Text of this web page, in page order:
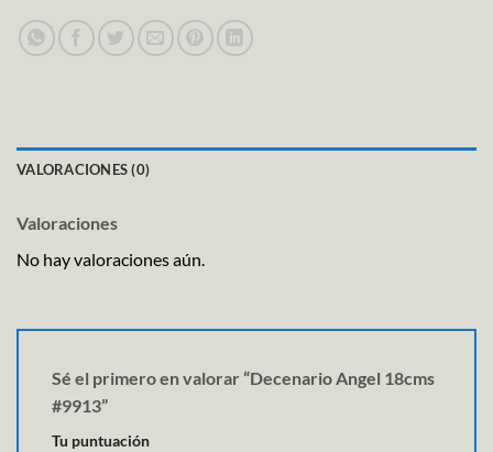
VALORACIONES (0)
Valoraciones
No hay valoraciones aún.
Sé el primero en valorar “Decenario Angel 18cms
#9913”
Tu puntuación